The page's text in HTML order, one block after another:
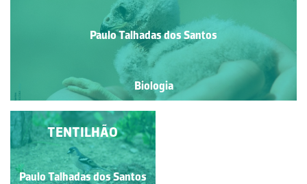
Paulo Talhadas dos Santos
Biologia
AUSTRALIAN WHITE
IBIS
Paulo Talhadas dos Santos
TENTILHÃO
Paulo Talhadas dos Santos